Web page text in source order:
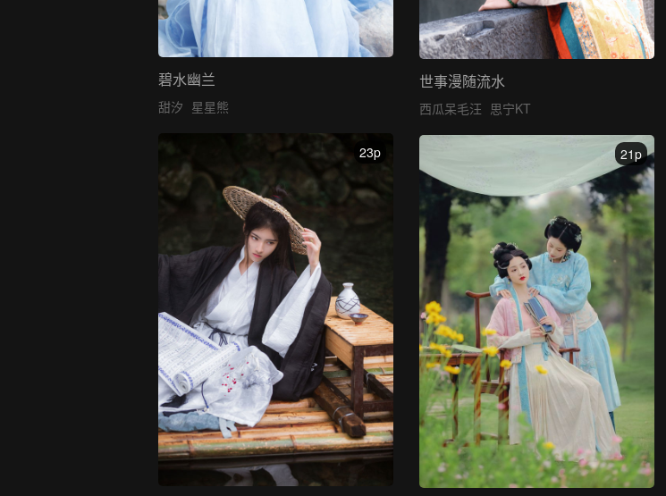
碧水幽兰
甜汐 星星熊
世事漫随流水
西瓜呆毛汪 思宁KT
23p 21p